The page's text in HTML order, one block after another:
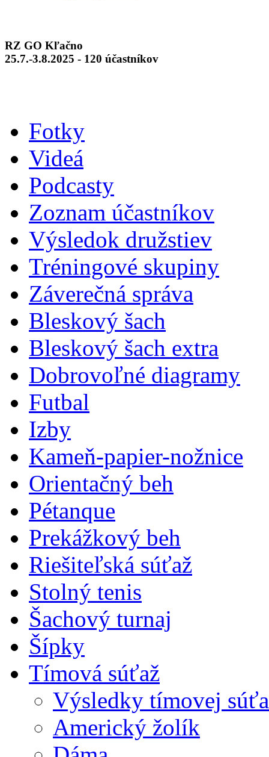
RZ GO Kľačno
25.7.-3.8.2025 - 120 účastníkov
Fotky
Videá
Podcasty
Zoznam účastníkov
Výsledok družstiev
Tréningové skupiny
Záverečná správa
Bleskový šach
Bleskový šach extra
Dobrovoľné diagramy
Futbal
Izby
Kameň-papier-nožnice
Orientačný beh
Pétanque
Prekážkový beh
Riešiteľská súťaž
Stolný tenis
Šachový turnaj
Šípky
Tímová súťaž
Výsledky tímovej
Americký žolík